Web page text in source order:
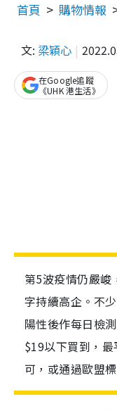
首頁 購物情報
文: 梁穎心
在Google追蹤
《UHK 港生活》
第5波疫情仍嚴
字持續高企。不
陽性後作每日檢
$19以下買到，
可，或通過歐盟